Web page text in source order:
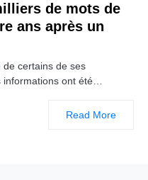
de mots de
ans après un
de certains de ses
ont été…
Read More